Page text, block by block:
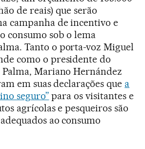
de reais) que serão
campanha de incentivo e
consumo sob o lema
Tanto o porta-voz Miguel
como o presidente do
Mariano Hernández
em suas declarações que a
seguro” para os visitantes e
agrícolas e pesqueiros são
ao consumo